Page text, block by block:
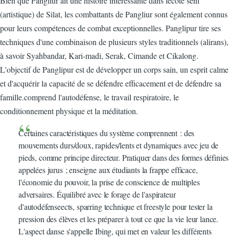
(artistique) de Silat, les combattants de Pangliur sont également connus
pour leurs compétences de combat exceptionnelles. Panglipur tire ses
techniques d'une combinaison de plusieurs styles traditionnels (alirans),
à savoir Syahbandar, Kari-madi, Serak, Cimande et Cikalong.
L'objectif de Panglipur est de développer un corps sain, un esprit calme
et d'acquérir la capacité de se défendre efficacement et de défendre sa
famille.comprend l'autodéfense, le travail respiratoire, le
conditionnement physique et la méditation.
Certaines caractéristiques du système comprennent : des
mouvements durs/doux, rapides/lents et dynamiques avec jeu de
pieds, comme principe directeur. Pratiquer dans des formes définies
appelées jurus ; enseigne aux étudiants la frappe efficace,
l'économie du pouvoir, la prise de conscience de multiples
adversaires. Équilibré avec le forage de l'aspirateur
d'autodéfenseects, sparring technique et freestyle pour tester la
pression des élèves et les préparer à tout ce que la vie leur lance.
L'aspect danse s'appelle Ibing, qui met en valeur les différents